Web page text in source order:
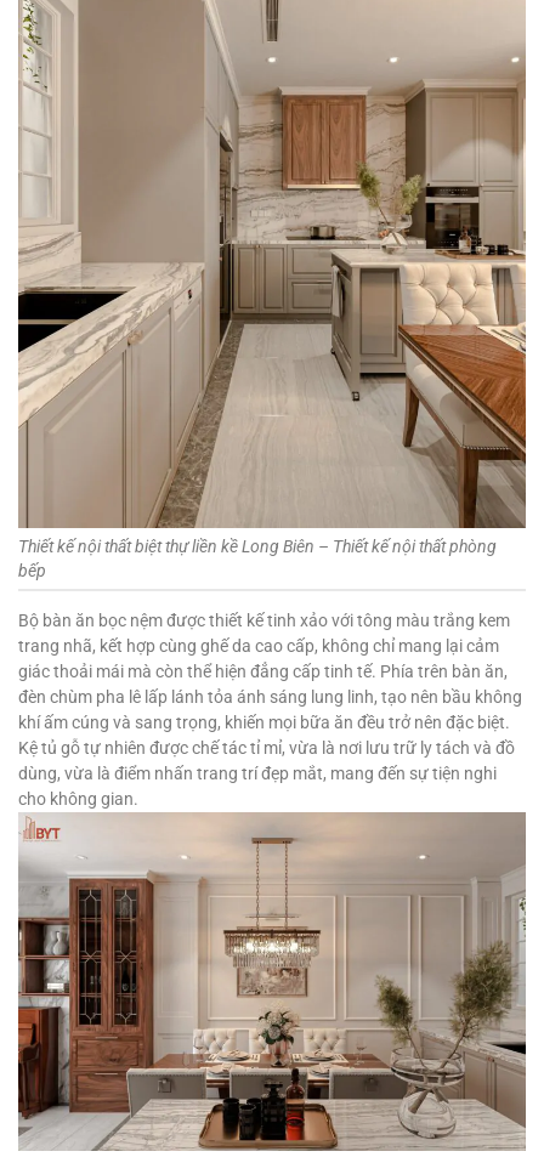
Thiết kế nội thất biệt thự liền kề Long Biên – Thiết kế nội thất phòng
bếp
Bộ bàn ăn bọc nệm được thiết kế tinh xảo với tông màu trắng kem
trang nhã, kết hợp cùng ghế da cao cấp, không chỉ mang lại cảm
giác thoải mái mà còn thể hiện đẳng cấp tinh tế. Phía trên bàn ăn,
đèn chùm pha lê lấp lánh tỏa ánh sáng lung linh, tạo nên bầu không
khí ấm cúng và sang trọng, khiến mọi bữa ăn đều trở nên đặc biệt.
Kệ tủ gỗ tự nhiên được chế tác tỉ mỉ, vừa là nơi lưu trữ ly tách và đồ
dùng, vừa là điểm nhấn trang trí đẹp mắt, mang đến sự tiện nghi
cho không gian.